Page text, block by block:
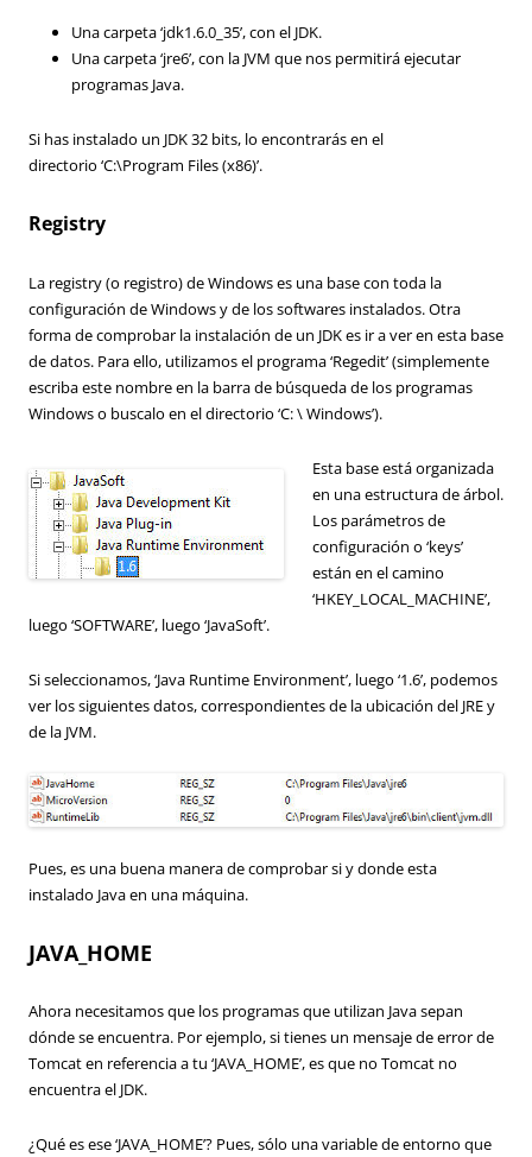
Una carpeta ‘jdk1.6.0_35’, con el JDK.
Una carpeta ‘jre6’, con la JVM que nos permitirá ejecutar
programas Java.
Si has instalado un JDK 32 bits, lo encontrarás en el
directorio ‘C:\Program Files (x86)’.
Registry
La registry (o registro) de Windows es una base con toda la
configuración de Windows y de los softwares instalados. Otra
forma de comprobar la instalación de un JDK es ir a ver en esta base
de datos. Para ello, utilizamos el programa ‘Regedit’ (simplemente
escriba este nombre en la barra de búsqueda de los programas
Windows o buscalo en el directorio ‘C: \ Windows’).
Esta base está organizada
en una estructura de árbol.
Los parámetros de
configuración o ‘keys’
están en el camino
‘HKEY_LOCAL_MACHINE’,
luego ‘SOFTWARE’, luego ‘JavaSoft’.
Si seleccionamos, ‘Java Runtime Environment’, luego ‘1.6’, podemos
ver los siguientes datos, correspondientes de la ubicación del JRE y
de la JVM.
Pues, es una buena manera de comprobar si y donde esta
instalado Java en una máquina.
JAVA_HOME
Ahora necesitamos que los programas que utilizan Java sepan
dónde se encuentra. Por ejemplo, si tienes un mensaje de error de
Tomcat en referencia a tu ‘JAVA_HOME’, es que no Tomcat no
encuentra el JDK.
¿Qué es ese ‘JAVA_HOME’? Pues, sólo una variable de entorno que